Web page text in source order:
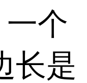
一个
长是